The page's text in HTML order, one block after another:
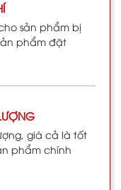
sản phẩm bị
phẩm đặt
giá cả là tốt
phẩm chính